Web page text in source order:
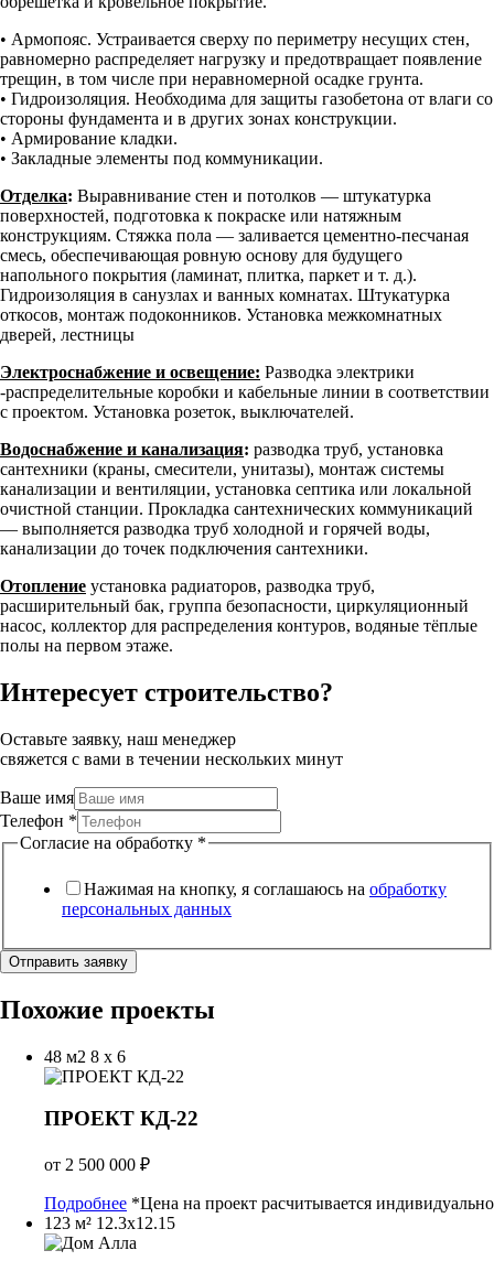
• Армопояс. Устраивается сверху по периметру несущих стен,
равномерно распределяет нагрузку и предотвращает появление
трещин, в том числе при неравномерной осадке грунта.
• Гидроизоляция. Необходима для защиты газобетона от влаги со
стороны фундамента и в других зонах конструкции.
• Армирование кладки.
• Закладные элементы под коммуникации.
Отделка: Выравнивание стен и потолков — штукатурка
поверхностей, подготовка к покраске или натяжным
конструкциям. Стяжка пола — заливается цементно-песчаная
смесь, обеспечивающая ровную основу для будущего
напольного покрытия (ламинат, плитка, паркет и т. д.).
Гидроизоляция в санузлах и ванных комнатах. Штукатурка
откосов, монтаж подоконников. Установка межкомнатных
дверей, лестницы
Электроснабжение и освещение: Разводка электрики
-распределительные коробки и кабельные линии в соответствии
с проектом. Установка розеток, выключателей.
Водоснабжение и канализация: разводка труб, установка
сантехники (краны, смесители, унитазы), монтаж системы
канализации и вентиляции, установка септика или локальной
очистной станции. Прокладка сантехнических коммуникаций
— выполняется разводка труб холодной и горячей воды,
канализации до точек подключения сантехники.
Отопление установка радиаторов, разводка труб,
расширительный бак, группа безопасности, циркуляционный
насос, коллектор для распределения контуров, водяные тёплые
полы на первом этаже.
Интересует строительство?
Оставьте заявку, наш менеджер
свяжется с вами в течении нескольких минут
Ваше имя
Телефон *
Согласие на обработку *
Нажимая на кнопку, я соглашаюсь на обработку
персональных данных
Отправить заявку
Похожие проекты
48 м2 8 х 6
ПРОЕКТ КД-22
от 2 500 000 ₽
Подробнее *Цена на проект расчитывается индивидуально
123 м² 12.3х12.15